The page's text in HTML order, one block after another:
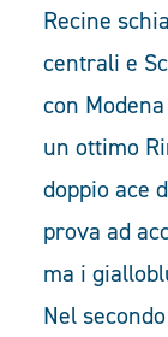
Recine
centrali e
con
un ottimo
doppio ace
prova ad
ma i
Nel